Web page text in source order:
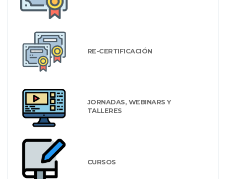
RE-CERTIFICACIÓN
JORNADAS, WEBINARS Y
TALLERES
CURSOS